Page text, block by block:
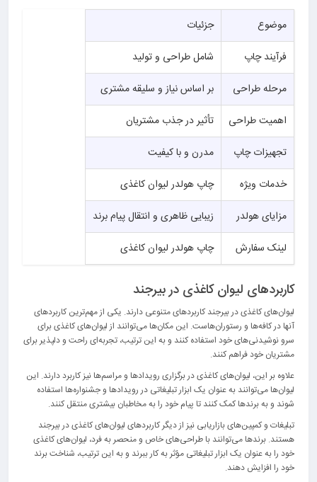
موضوع
جزئیات
فرآیند چاپ
شامل طراحی و تولید
مرحله طراحی
بر اساس نیاز و سلیقه مشتری
اهمیت طراحی
تأثیر در جذب مشتریان
تجهیزات چاپ
مدرن و با کیفیت
خدمات ویژه
چاپ هولدر لیوان کاغذی
مزایای هولدر
زیبایی ظاهری و انتقال پیام برند
لینک سفارش
چاپ هولدر لیوان کاغذی
کاربردهای لیوان کاغذی در بیرجند
لیوان‌های کاغذی در بیرجند کاربردهای متنوعی دارند. یکی از مهم‌ترین کاربردهای
آنها در کافه‌ها و رستوران‌هاست. این مکان‌ها می‌توانند از لیوان‌های کاغذی برای
سرو نوشیدنی‌های خود استفاده کنند و به این ترتیب، تجربه‌ای راحت و دلپذیر برای
مشتریان خود فراهم کنند.
علاوه بر این، لیوان‌های کاغذی در برگزاری رویدادها و مراسم‌ها نیز کاربرد دارند. این
لیوان‌ها می‌توانند به عنوان یک ابزار تبلیغاتی در رویدادها و جشنواره‌ها استفاده
شوند و به برندها کمک کنند تا پیام خود را به مخاطبان بیشتری منتقل کنند.
تبلیغات و کمپین‌های بازاریابی نیز از دیگر کاربردهای لیوان‌های کاغذی در بیرجند
هستند. برندها می‌توانند با طراحی‌های خاص و منحصر به فرد، لیوان‌های کاغذی
خود را به عنوان یک ابزار تبلیغاتی مؤثر به کار ببرند و به این ترتیب، شناخت برند
خود را افزایش دهند.